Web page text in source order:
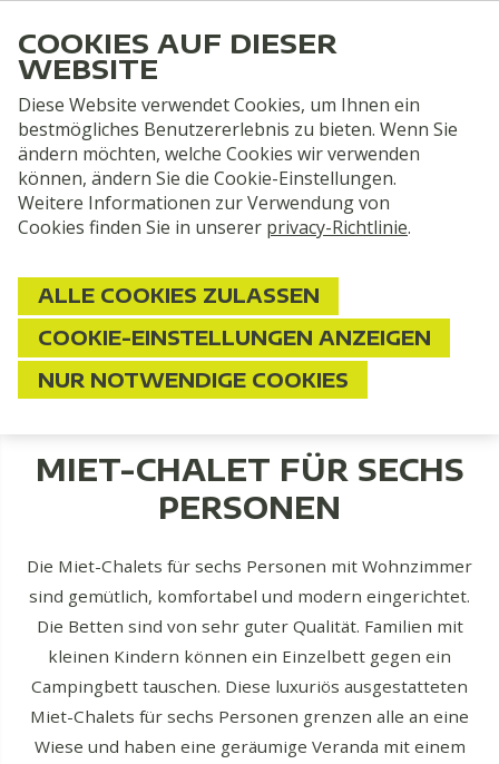
Miet-Chalet
FÜR SECHS PERSONEN
MIET-CHALET FÜR SECHS
PERSONEN
Die Miet-Chalets für sechs Personen mit Wohnzimmer
sind gemütlich, komfortabel und modern eingerichtet.
Die Betten sind von sehr guter Qualität. Familien mit
kleinen Kindern können ein Einzelbett gegen ein
Campingbett tauschen. Diese luxuriös ausgestatteten
Miet-Chalets für sechs Personen grenzen alle an eine
Wiese und haben eine geräumige Veranda mit einem
COOKIES AUF DIESER
WEBSITE
Diese Website verwendet Cookies, um Ihnen ein
bestmögliches Benutzererlebnis zu bieten. Wenn Sie
ändern möchten, welche Cookies wir verwenden
können, ändern Sie die Cookie-Einstellungen.
Weitere Informationen zur Verwendung von
Cookies finden Sie in unserer privacy-Richtlinie.
ALLE COOKIES ZULASSEN
COOKIE-EINSTELLUNGEN ANZEIGEN
NUR NOTWENDIGE COOKIES